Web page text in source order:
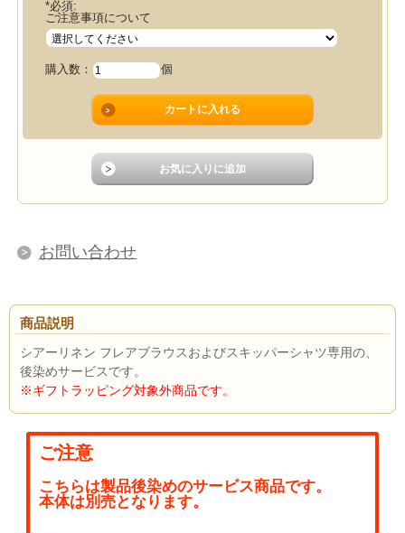
*必須:
ご注意事項について
購入数： 個
お問い合わせ
商品説明
シアーリネン フレアブラウスおよびスキッパーシャツ専用の、
後染めサービスです。
※ギフトラッピング対象外商品です。
ご注意
こちらは製品後染めのサービス商品です。
本体は別売となります。